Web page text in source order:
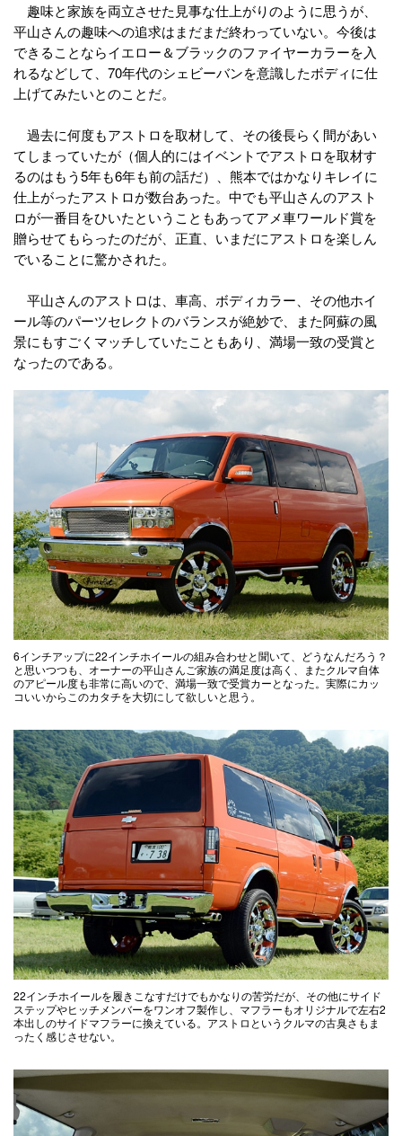
趣味と家族を両立させた見事な仕上がりのように思うが、
平山さんの趣味への追求はまだまだ終わっていない。今後は
できることならイエロー＆ブラックのファイヤーカラーを入
れるなどして、70年代のシェビーバンを意識したボディに仕
上げてみたいとのことだ。
過去に何度もアストロを取材して、その後長らく間があい
てしまっていたが（個人的にはイベントでアストロを取材す
るのはもう5年も6年も前の話だ）、熊本ではかなりキレイに
仕上がったアストロが数台あった。中でも平山さんのアスト
ロが一番目をひいたということもあってアメ車ワールド賞を
贈らせてもらったのだが、正直、いまだにアストロを楽しん
でいることに驚かされた。
平山さんのアストロは、車高、ボディカラー、その他ホイ
ール等のパーツセレクトのバランスが絶妙で、また阿蘇の風
景にもすごくマッチしていたこともあり、満場一致の受賞と
なったのである。
6インチアップに22インチホイールの組み合わせと聞いて、どうなんだろう？
と思いつつも、オーナーの平山さんご家族の満足度は高く、またクルマ自体
のアピール度も非常に高いので、満場一致で受賞カーとなった。実際にカッ
コいいからこのカタチを大切にして欲しいと思う。
22インチホイールを履きこなすだけでもかなりの苦労だが、その他にサイド
ステップやヒッチメンバーをワンオフ製作し、マフラーもオリジナルで左右2
本出しのサイドマフラーに換えている。アストロというクルマの古臭さもま
ったく感じさせない。